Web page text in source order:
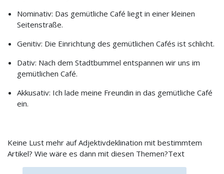
Nominativ: Das gemütliche Café liegt in einer kleinen
Seitenstraße.
Genitiv: Die Einrichtung des gemütlichen Cafés ist schlicht.
Dativ: Nach dem Stadtbummel entspannen wir uns im
gemütlichen Café.
Akkusativ: Ich lade meine Freundin in das gemütliche Café
ein.
Keine Lust mehr auf Adjektivdeklination mit bestimmtem
Artikel? Wie wäre es dann mit diesen Themen?Text